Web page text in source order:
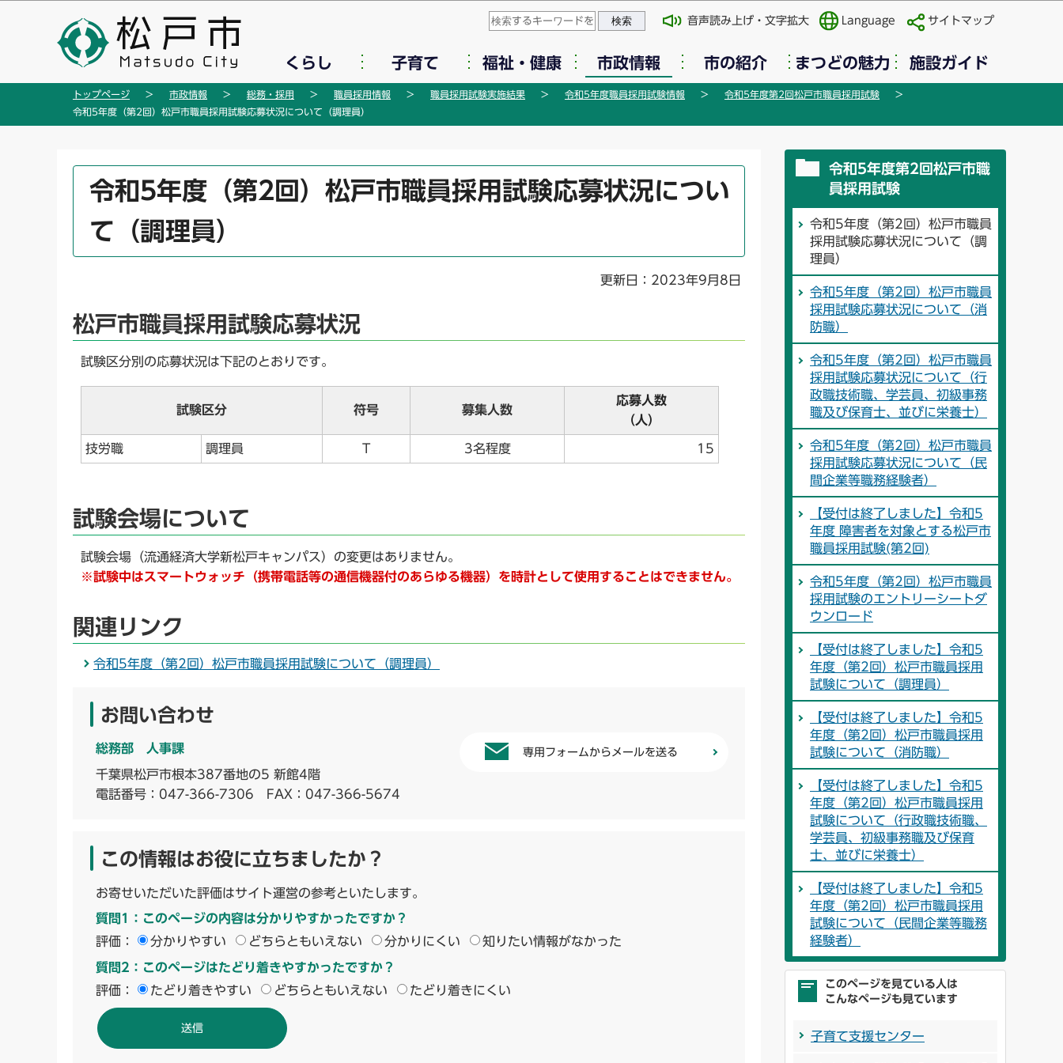
先
このページの本文へ移動
音声読み上げ・文字拡大 Language サイトマップ
くらし 子育て 福祉・健康 市政情報 市の紹介 まつどの魅力 施設ガイド
トップページ 市政情報 総務・採用 職員採用情報 職員採用試験実施結果 令和5年度職員採用試験情報
令和5年度第2回松戸市職員採用試験
令和5年度（第2回）松戸市職員採用試験応募状況について（調理員）
か
令和5年度（第2回）松戸市職員採用試験応募状況につい
て（調理員）
更新日：2023年9月8日
松戸市職員採用試験応募状況
試験区分別の応募状況は下記のとおりです。
試験区分 符号 募集人数
応募人数
（人）
技労職 調理員 T 3名程度 15
試験会場について
試験会場（流通経済大学新松戸キャンパス）の変更はありません。
※試験中はスマートウォッチ（携帯電話等の通信機器付のあらゆる機器）を時計として使用することはできません。
関連リンク
令和5年度（第2回）松戸市職員採用試験について（調理員）
お問い合わせ
総務部 人事課
千葉県松戸市根本387番地の5 新館4階
電話番号： 047-366-7306 FAX：047-366-5674
専用フォームからメールを送る
この情報はお役に立ちましたか？
お寄せいただいた評価はサイト運営の参考といたします。
質問1：このページの内容は分かりやすかったですか？
評価：
分かりやすい どちらともいえない 分かりにくい 知りたい情報がなかった
質問2：このページはたどり着きやすかったですか？
評価：
たどり着きやすい どちらともいえない たどり着きにくい
令和5年度第2回松戸市職
員採用試験
令和5年度（第2回）松戸市職員
採用試験応募状況について（調
理員）
令和5年度（第2回）松戸市職員
採用試験応募状況について（消
防職）
令和5年度（第2回）松戸市職員
採用試験応募状況について（行
政職技術職、学芸員、初級事務
職及び保育士、並びに栄養士）
令和5年度（第2回）松戸市職員
採用試験応募状況について（民
間企業等職務経験者）
【受付は終了しました】令和5
年度 障害者を対象とする松戸市
職員採用試験(第2回)
令和5年度（第2回）松戸市職員
採用試験のエントリーシートダ
ウンロード
【受付は終了しました】令和5
年度（第2回）松戸市職員採用
試験について（調理員）
【受付は終了しました】令和5
年度（第2回）松戸市職員採用
試験について（消防職）
【受付は終了しました】令和5
年度（第2回）松戸市職員採用
試験について（行政職技術職、
学芸員、初級事務職及び保育
士、並びに栄養士）
【受付は終了しました】令和5
年度（第2回）松戸市職員採用
試験について（民間企業等職務
経験者）
このページを見ている人は
こんなページも見ています
子育て支援センター